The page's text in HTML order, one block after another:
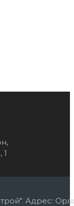
Адрес: